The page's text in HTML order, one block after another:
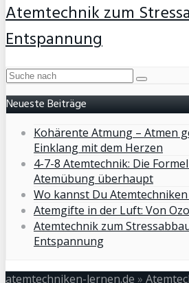
Atemtechnik zum
Entspannung
Neueste Beiträge
Kohärente Atmung – Atmen
Einklang mit dem Herzen
4-7-8 Atemtechnik: Die
Atemübung überhaupt
Wo kannst Du
Atemgifte in der Luft: Von
Atemtechnik zum
Entspannung
atemtechniken-lernen.de »